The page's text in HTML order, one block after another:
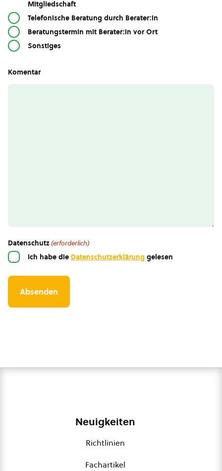
Mitgliedschaft
Telefonische Beratung durch Berater:in
Beratungstermin mit Berater:in vor Ort
Sonstiges
Komentar
Datenschutz(erforderlich)
Ich habe die Datenschutzerklärung gelesen
Neuigkeiten
Richtlinien
Fachartikel